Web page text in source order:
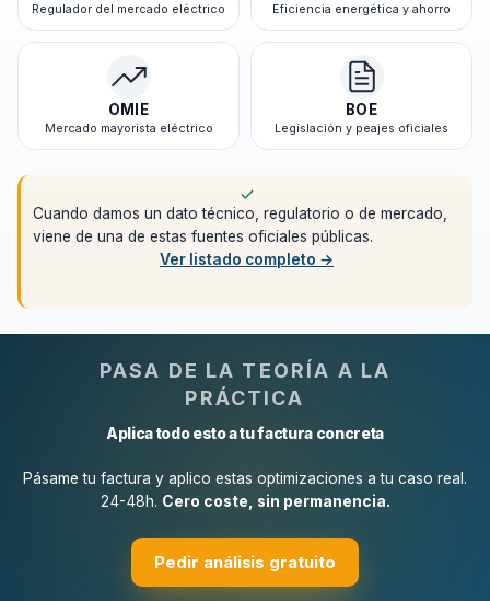
Regulador del mercado eléctrico Eficiencia energética y ahorro
OMIE
Mercado mayorista eléctrico
BOE
Legislación y peajes oficiales
Cuando damos un dato técnico, regulatorio o de mercado,
viene de una de estas fuentes oficiales públicas.
Ver listado completo →
PASA DE LA TEORÍA A LA
PRÁCTICA
Aplica todo esto a tu factura concreta
Pásame tu factura y aplico estas optimizaciones a tu caso real.
24-48h. Cero coste, sin permanencia.
Pedir análisis gratuito